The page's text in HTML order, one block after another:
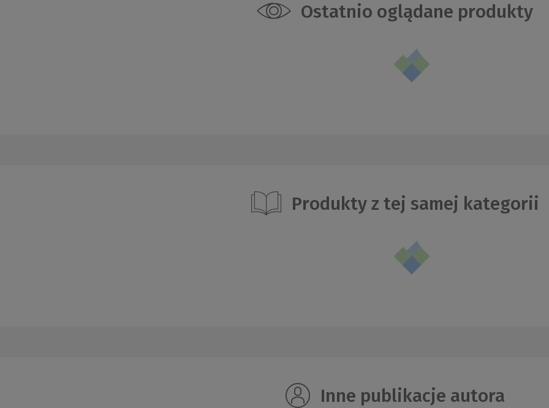
Ostatnio oglądane produkty
Produkty z tej samej kategorii
Inne publikacje autora